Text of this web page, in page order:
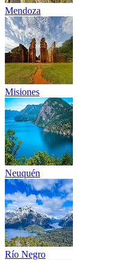
Mendoza
Misiones
Neuquén
Río Negro